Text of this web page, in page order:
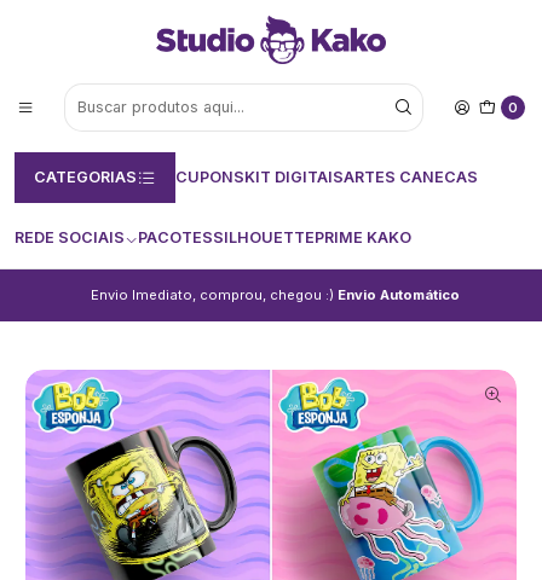
0
CATEGORIAS CUPONSKIT DIGITAISARTES CANECAS
REDE SOCIAIS PACOTESSILHOUETTEPRIME KAKO
Envio Imediato, comprou, chegou :) Envio Automático